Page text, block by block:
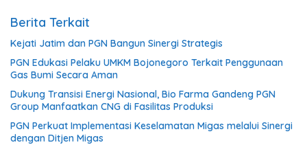
Berita Terkait
Kejati Jatim dan PGN Bangun Sinergi Strategis
PGN Edukasi Pelaku UMKM Bojonegoro Terkait Penggunaan
Gas Bumi Secara Aman
Dukung Transisi Energi Nasional, Bio Farma Gandeng PGN
Group Manfaatkan CNG di Fasilitas Produksi
PGN Perkuat Implementasi Keselamatan Migas melalui Sinergi
dengan Ditjen Migas